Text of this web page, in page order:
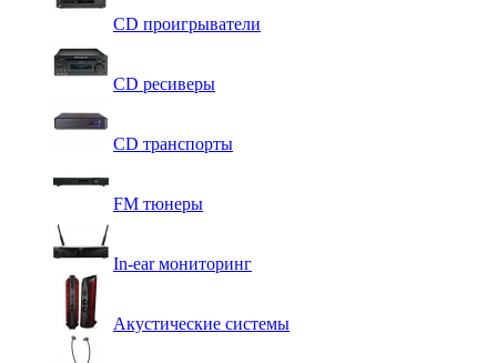
CD проигрыватели
CD ресиверы
CD транспорты
FM тюнеры
In-ear мониторинг
Акустические системы